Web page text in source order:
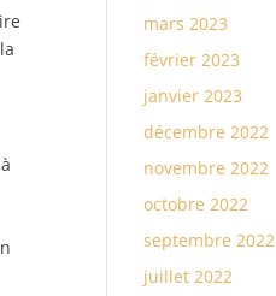
mars 2023
février 2023
janvier 2023
décembre 2022
novembre 2022
octobre 2022
septembre 2022
juillet 2022